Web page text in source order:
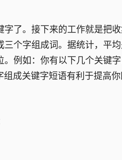
。接下来的工作就是把收
个字组成词。据统计，平
例如：你有以下几个关键
组成关键字短语有利于提高